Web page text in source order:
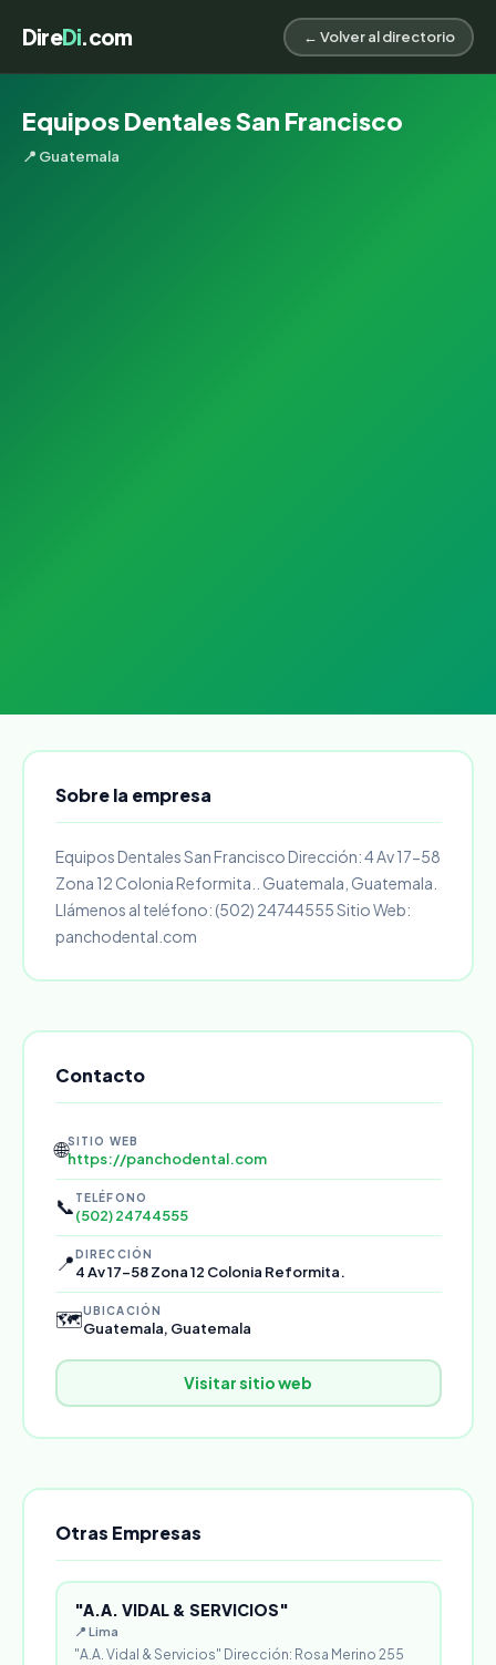
DireDi.com ← Volver al directorio
Equipos Dentales San Francisco
📍 Guatemala
Sobre la empresa
Equipos Dentales San Francisco Dirección: 4 Av 17-58
Zona 12 Colonia Reformita.. Guatemala, Guatemala.
Llámenos al teléfono: (502) 24744555 Sitio Web:
panchodental.com
Contacto
🌐SITIO WEB
https://panchodental.com
📞 TELÉFONO
(502) 24744555
📍DIRECCIÓN
4 Av 17-58 Zona 12 Colonia Reformita.
🗺️UBICACIÓN
Guatemala, Guatemala
Visitar sitio web
Otras Empresas
"A.A. VIDAL & SERVICIOS"
📍 Lima
"A.A. Vidal & Servicios" Dirección: Rosa Merino 255